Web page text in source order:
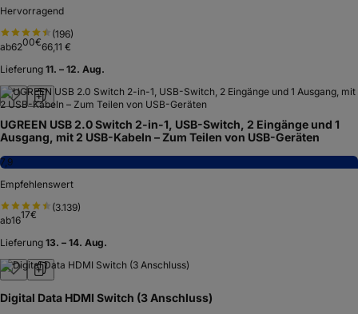
Hervorragend
(196)
ab6200€66,11 €
Lieferung 11. – 12. Aug.
UGREEN USB 2.0 Switch 2-in-1, USB-Switch, 2 Eingänge und 1
Ausgang, mit 2 USB-Kabeln – Zum Teilen von USB-Geräten
7,9
Empfehlenswert
(3.139)
ab1617€
Lieferung 13. – 14. Aug.
Digital Data HDMI Switch (3 Anschluss)